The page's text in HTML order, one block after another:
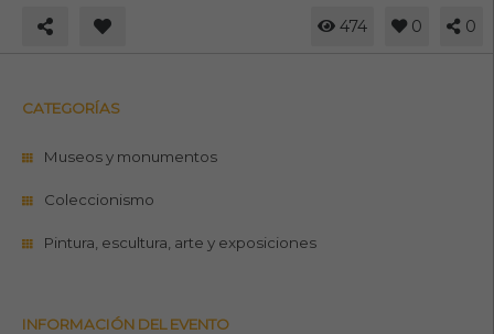
474 0 0
CATEGORÍAS
Museos y monumentos
Coleccionismo
Pintura, escultura, arte y exposiciones
INFORMACIÓN DEL EVENTO